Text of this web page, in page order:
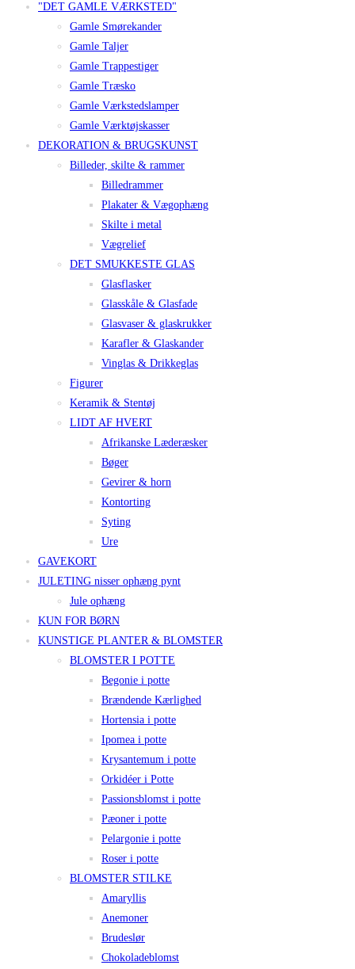
"DET GAMLE VÆRKSTED"
Gamle Smørekander
Gamle Taljer
Gamle Trappestiger
Gamle Træsko
Gamle Værkstedslamper
Gamle Værktøjskasser
DEKORATION & BRUGSKUNST
Billeder, skilte & rammer
Billedrammer
Plakater & Vægophæng
Skilte i metal
Vægrelief
DET SMUKKESTE GLAS
Glasflasker
Glasskåle & Glasfade
Glasvaser & glaskrukker
Karafler & Glaskander
Vinglas & Drikkeglas
Figurer
Keramik & Stentøj
LIDT AF HVERT
Afrikanske Læderæsker
Bøger
Gevirer & horn
Kontorting
Syting
Ure
GAVEKORT
JULETING nisser ophæng pynt
Jule ophæng
KUN FOR BØRN
KUNSTIGE PLANTER & BLOMSTER
BLOMSTER I POTTE
Begonie i potte
Brændende Kærlighed
Hortensia i potte
Ipomea i potte
Krysantemum i potte
Orkidéer i Potte
Passionsblomst i potte
Pæoner i potte
Pelargonie i potte
Roser i potte
BLOMSTER STILKE
Amaryllis
Anemoner
Brudeslør
Chokoladeblomst